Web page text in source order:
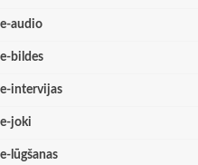
e-audio
e-bildes
e-intervijas
e-joki
e-lūgšanas